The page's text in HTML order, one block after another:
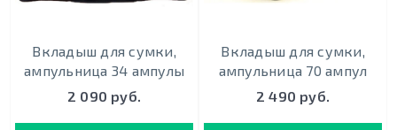
Вкладыш для сумки,
ампульница 34 ампулы
2 090 руб.
Вкладыш для сумки,
ампульница 70 ампул
2 490 руб.